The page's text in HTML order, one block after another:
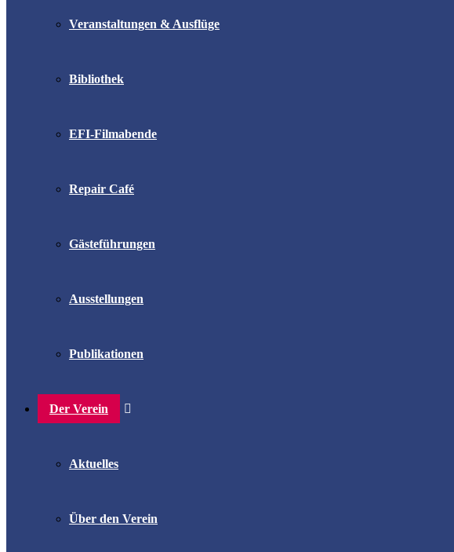
Veranstaltungen & Ausflüge
Bibliothek
EFI-Filmabende
Repair Café
Gästeführungen
Ausstellungen
Publikationen
Der Verein
Aktuelles
Über den Verein